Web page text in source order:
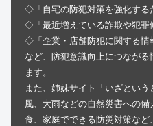
◇「自宅の防犯対策を強化する
◇「最近増えている詐欺や犯罪
◇「企業・店舗防犯に関する情
など、防犯意識向上につなが
ます。
また、姉妹サイト「いざとい
風、大雨などの自然災害への
食、家庭でできる防災対策な